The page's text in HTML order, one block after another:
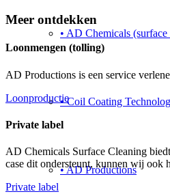
• AD Chemicals
• Coil Coating
• AD Productions
Meer ontdekken
Loonmengen (tolling)
AD Productions is een service
Loonproductie
Private label
AD Chemicals Surface Cleaning
case dit ondersteunt, kunnen wij ook
Private label